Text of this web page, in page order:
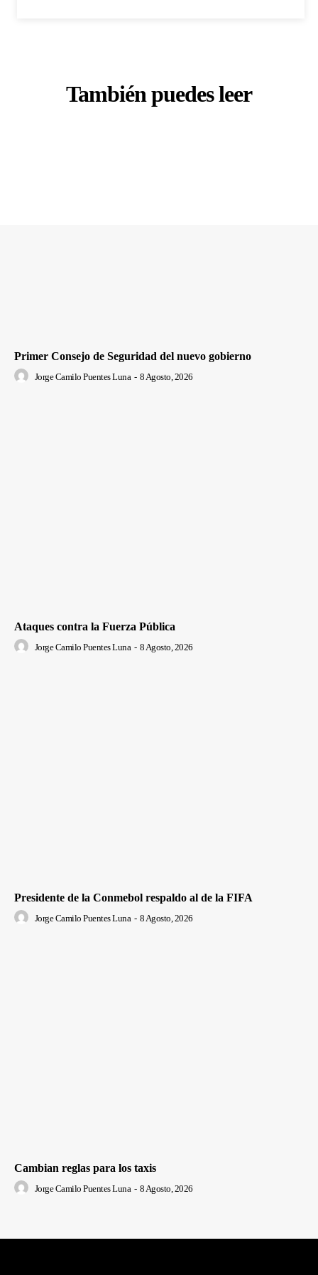
También puedes leer
Primer Consejo de Seguridad del nuevo gobierno
Jorge Camilo Puentes Luna - 8 Agosto, 2026
Ataques contra la Fuerza Pública
Jorge Camilo Puentes Luna - 8 Agosto, 2026
Presidente de la Conmebol respaldo al de la FIFA
Jorge Camilo Puentes Luna - 8 Agosto, 2026
Cambian reglas para los taxis
Jorge Camilo Puentes Luna - 8 Agosto, 2026